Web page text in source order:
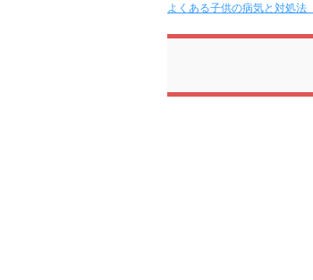
よくある子供の病気と対処法